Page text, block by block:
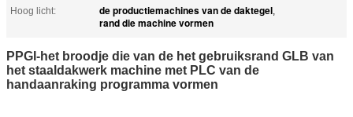
Hoog licht:
de productiemachines van de daktegel,
rand die machine vormen
PPGI-het broodje die van de het gebruiksrand GLB van
het staaldakwerk machine met PLC van de
handaanraking programma vormen